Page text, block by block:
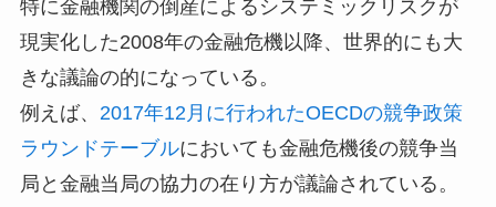
特に金融機関の倒産によるシステミックリスクが
現実化した2008年の金融危機以降、世界的にも大
きな議論の的になっている。
例えば、 2017年12月に行われたOECDの競争政策
ラウンドテーブルにおいても金融危機後の競争当
局と金融当局の協力の在り方が議論されている。